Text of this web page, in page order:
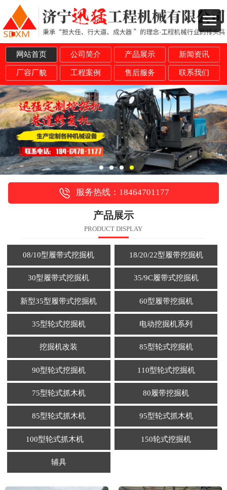
网站首页 公司简介 产品展示 新闻资讯
厂容厂貌 工程案例 售后服务 联系我们
服务热线：18464701177
产品展示
PRODUCT DISPLAY
08/10型履带式挖掘机 18/20/22型履带挖掘机
30型履带式挖掘机 35/9C履带式挖掘机
新型35型履带式挖掘机 60型履带挖掘机
35型轮式挖掘机 电动挖掘机系列
挖掘机改装 85型轮式挖掘机
90型轮式挖掘机 110型轮式挖掘机
75型轮式抓木机 80履带挖掘机
85型轮式抓木机 95型轮式抓木机
100型轮式抓木机 150轮式挖掘机
辅具